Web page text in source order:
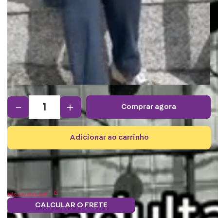
＋
－ comprar agora
adicionar ao carrinho
Não sei meu CEP
CALCULAR O FRETE